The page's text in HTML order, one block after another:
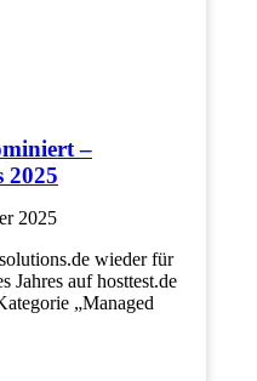
–
2025
2025
wieder für
Jahres auf hosttest.de
„Managed